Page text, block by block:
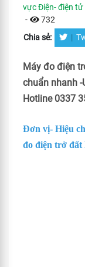
vực Điện- điện tử
-
732
Chia sẻ: |
Máy đo điện
chuẩn nhanh -
Hotline 0337
Đơn vị- Hiệu
đo điện trở